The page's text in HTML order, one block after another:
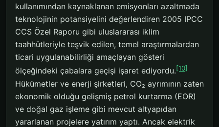
kullanımından kaynaklanan emisyonları azaltmada
teknolojinin potansiyelini değerlendiren 2005 IPCC
CCS Özel Raporu gibi uluslararası iklim
taahhütleriyle teşvik edilen, temel araştırmalardan
ticari uygulanabilirliği amaçlayan gösteri
ölçeğindeki çabalara geçişi işaret ediyordu.[10]
Hükümetler ve enerji şirketleri, CO₂ ayrımının zaten
ekonomik olduğu gelişmiş petrol kurtarma (EOR)
ve doğal gaz işleme gibi mevcut altyapıdan
yararlanan projelere yatırım yaptı. Ancak elektrik